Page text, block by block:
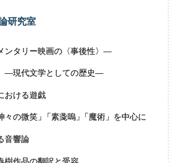
研究室
ンタリー映画の〈事後性〉―
—現代文学としての歴史—
おける遊戯
々の微笑 」 「素戔嗚」 「魔術」を中心に
音響論
樹作品の翻訳と受容